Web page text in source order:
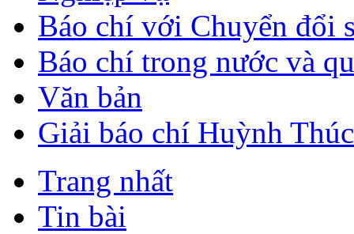
Báo chí với Chuyển đổi
Báo chí trong nước và
Văn bản
Giải báo chí Huỳnh
Trang nhất
Tin bài